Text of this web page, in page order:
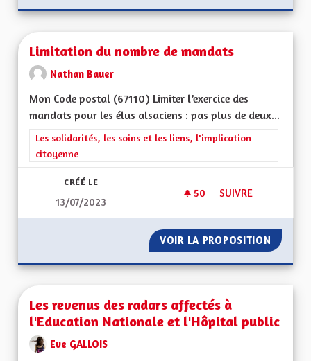
Limitation du nombre de mandats
Nathan Bauer
Mon Code postal (67110) Limiter l’exercice des
mandats pour les élus alsaciens : pas plus de deux...
Filtrer les résultats de la catégorie : Les solidarités, les soins
Les solidarités, les soins et les liens, l'implication
citoyenne
CRÉÉ LE
13/07/2023
50 50 ABONNÉS
SUIVRE
VOIR LA PROPOSITION
Les revenus des radars affectés à
l'Education Nationale et l'Hôpital public
Eve GALLOIS